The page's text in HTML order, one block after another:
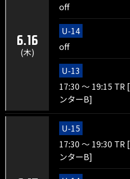
6.16
(木)
off
U-14
off
U-13
17:30 ～ 19:15 TR
ンターB]
U-15
17:30 ～ 19:30 TR
ンターB]